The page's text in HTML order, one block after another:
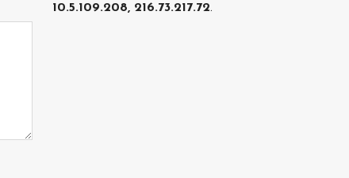
10.5.109.208, 216.73.217.72.